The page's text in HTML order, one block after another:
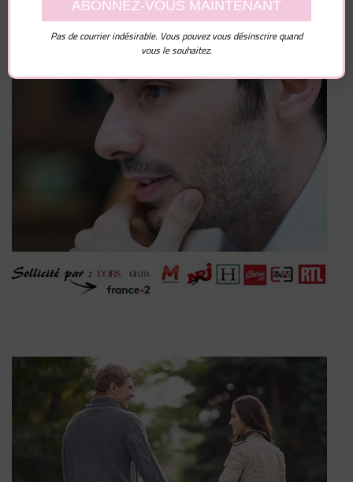
Pas de courrier indésirable. Vous pouvez vous désinscrire quand
vous le souhaitez.